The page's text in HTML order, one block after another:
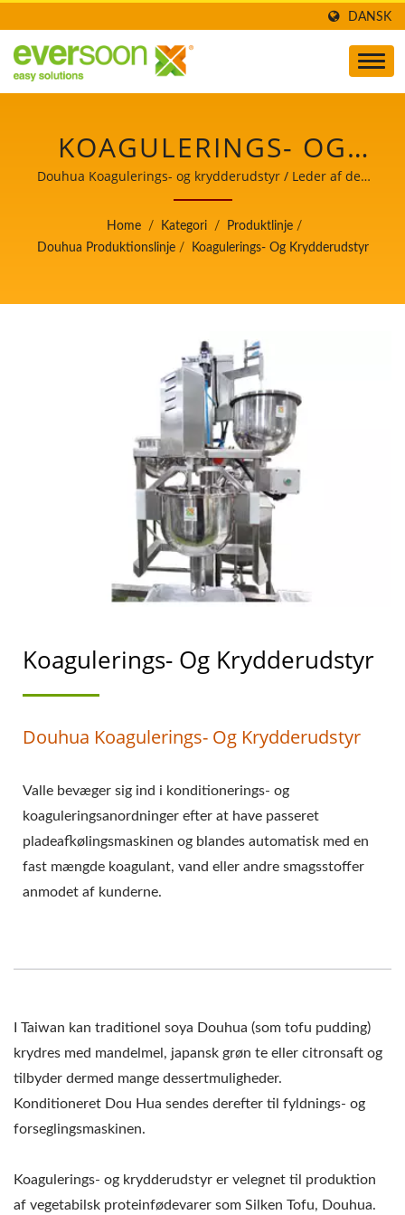
DANSK
KOAGULERINGS- OG
KRYDDERUDSTYR ER EN
AF MASKINERNE I
DOUHUA
AUTOMATISKE TOFU-
OG
MED HØJESTE
PRIORITET I
FØDEVARESIKKERHED.
Douhua Koagulerings- og krydderudstyr / Leder af den
automatiske tofu- og sojamælkefremstillingsmaskine
med højeste prioritet i fødevaresikkerhed.
Home / Kategori / Produktlinje /
Douhua Produktionslinje / Koagulerings- Og Krydderudstyr
Koagulerings- Og Krydderudstyr
Douhua Koagulerings- Og Krydderudstyr
Valle bevæger sig ind i konditionerings- og
koaguleringsanordninger efter at have passeret
pladeafkølingsmaskinen og blandes automatisk med en
fast mængde koagulant, vand eller andre smagsstoffer
anmodet af kunderne.
I Taiwan kan traditionel soya Douhua (som tofu pudding)
krydres med mandelmel, japansk grøn te eller citronsaft og
tilbyder dermed mange dessertmuligheder.
Konditioneret Dou Hua sendes derefter til fyldnings- og
forseglingsmaskinen.
Koagulerings- og krydderudstyr er velegnet til produktion
af vegetabilsk proteinfødevarer som Silken Tofu, Douhua.